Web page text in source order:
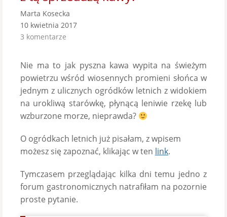
Marta Kosecka
10 kwietnia 2017
3 komentarze
Nie ma to jak pyszna kawa wypita na świeżym
powietrzu wśród wiosennych promieni słońca w
jednym z ulicznych ogródków letnich z widokiem
na urokliwą starówkę, płynącą leniwie rzekę lub
wzburzone morze, nieprawda?
O ogródkach letnich już pisałam, z wpisem
możesz się zapoznać, klikając w ten link.
Tymczasem przeglądając kilka dni temu jedno z
forum gastronomicznych natrafiłam na pozornie
proste pytanie.